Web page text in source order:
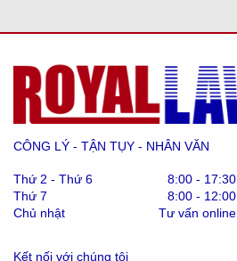
CÔNG LÝ - TẬN TỤY - NHÂN VĂN
Thứ 2 - Thứ 6
8:00 - 17:30
Thứ 7
8:00 - 12:00
Chủ nhật
Tư vấn online
Kết nối với chúng tôi